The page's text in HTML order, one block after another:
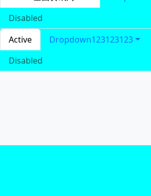
Disabled
Active
Dropdown123123123
Disabled